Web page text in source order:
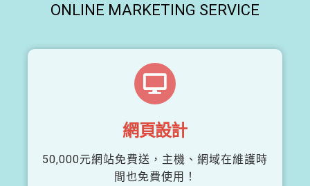
ONLINE MARKETING SERVICE
網頁設計
50,000元網站免費送，主機、網域在維護時
間也免費使用！